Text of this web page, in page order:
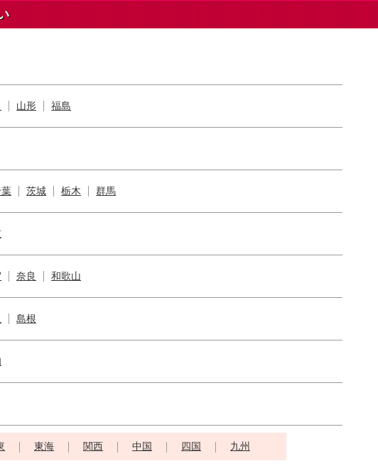
山形 福島
茨城 栃木 群馬
奈良 和歌山
島根
東海 関西 中国 四国 九州